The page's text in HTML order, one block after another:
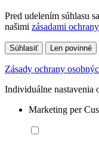
Pred udelením súhlasu
našimi zásadami
Súhlasiť Len povinné
Zásady ochrany
Individuálne nastavenia
Marketing per